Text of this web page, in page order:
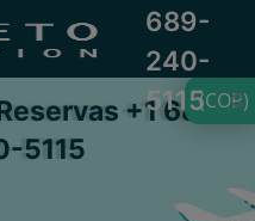
689-
240-
5115
+1 689-
5115
(COP)